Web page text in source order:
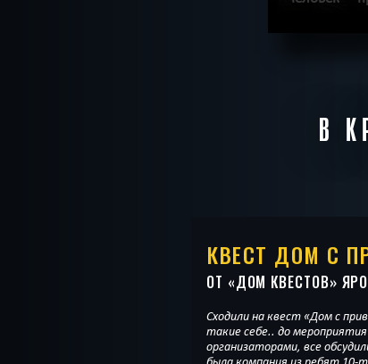
ХОЧУ
В
КВЕСТ ДОМ С
ОТ «ДОМ КВЕСТОВ»
Сходили на квест «Дом с
такие себе.. до
организаторами, все